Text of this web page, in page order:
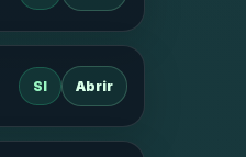
SI Abrir